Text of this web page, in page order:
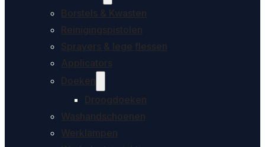
Borstels & Kwasten
Reinigingspistolen
Sprayers & lege flessen
Applicators
Doeken
Droogdoeken
Washandschoenen
Werklampen